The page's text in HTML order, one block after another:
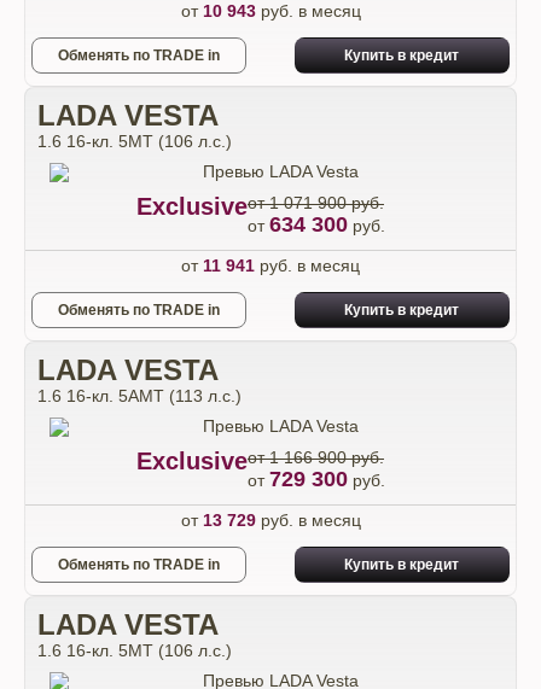
от 10 943руб. в месяц
Обменять по TRADE in Купить в кредит
LADA VESTA
1.6 16-кл. 5МТ (106 л.с.)
Exclusiveот 1 071 900 руб.
от634 300 руб.
от 11 941 руб. в месяц
Обменять по TRADE in Купить в кредит
LADA VESTA
1.6 16-кл. 5АМТ (113 л.с.)
Exclusiveот 1 166 900 руб.
от729 300 руб.
от 13 729руб. в месяц
Обменять по TRADE in Купить в кредит
LADA VESTA
1.6 16-кл. 5МТ (106 л.с.)